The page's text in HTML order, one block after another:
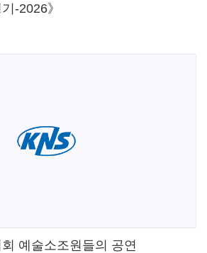
-2026》
예술소조원들의 공연